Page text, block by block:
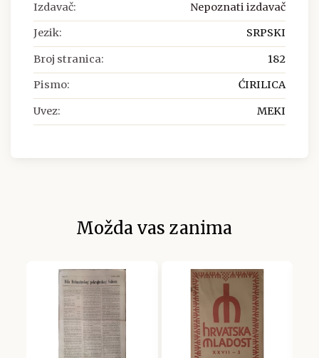
Izdavač: Nepoznati izdavač
Jezik: SRPSKI
Broj stranica: 182
Pismo: ĆIRILICA
Uvez: MEKI
Možda vas zanima